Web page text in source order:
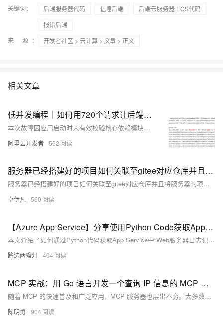
关键词： 后端服务器代码 信息后端
后端云服务器 ECS代码
报错后端
来 源：
开发者社区 > 云计算 > 文章 > 正文
相关文章
低并发编程｜如何用720个请求让后端服务器瘫痪
本次故障因应用启动时未有效校验核心依赖模块初始化异常，导致后续请求处理中抛出无法捕获的错误，引发线程阻塞，最终耗尽HSF线程池，服务不可用。排查发现类初始化失败且异常未被正确处理，结合线程无限等待问题，确认为依赖初始化异常与流处理中断所致。修复措施包括加强启动校验、捕获Throwable及设置合理超时。总结指出，系统稳定性需从细节入手，防微杜渐，避免连锁故障。
阿里云开发者 562
服务器已经搭建好的项目如何关联至gitee对应仓库并且将服务器的项目代码推送至gitee-优雅草卓伊凡
服务器已经搭建好的项目如何关联至gitee对应仓库并且将服务器的项目代码推送至gitee-优雅草卓伊凡
卓伊凡 560
【Azure App Service】分享使用Python Code获取App Service的服务器日志记录管理配置信息
本文介绍了如何通过Python代码获取App Service中“Web服务器日志记录”的配置状态。借助`azure-mgmt-web` SDK，可通过初始化`WebSiteManagementClient`对象、调用`get_configuration`方法来查看`http_logging_enabled`的值，从而判断日志记录是否启用及存储方式（关闭、存储或文件系统）。示例代码详细展示了实现步骤，并附有执行结果与官方文档参考链接，帮助开发者快速定位和解决问题。
路边两盏灯 404
MCP 实战：用 Go 语言开发一个查询 IP 信息的 MCP 服务器
随着 MCP 的快速普及和广泛应用，MCP 服务器也层出不穷。大多数开发者使用的 MCP 服务器开发库是官方提供的 typescript-sdk，而作为 Go 开发者，我们也可以借助优秀的第三方库去开发 MCP 服务器，例如 ThinkInAIXYZ/go-mcp。 本文将详细介绍如何在 Go 语言中使用 go-mcp 库来开发一个查询 IP 信息的 MCP 服务器。
陈明勇 904